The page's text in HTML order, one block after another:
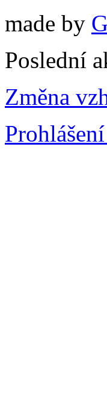
made by
Poslední
Změna